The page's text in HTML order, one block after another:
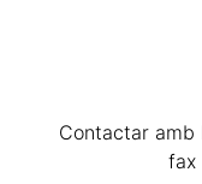
Contactar amb
fax